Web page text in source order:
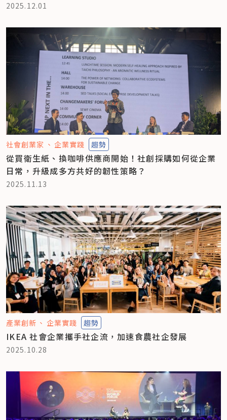
2025.12.01
社會創業家 企業實踐 趨勢
從買衛生紙、換咖啡供應商開始！社創採購如何從企業
日常，升級成多方共好的韌性策略？
2025.11.13
產業創新 企業實踐 趨勢
IKEA 社會企業攜手社企流，加速食農社企發展
2025.10.28